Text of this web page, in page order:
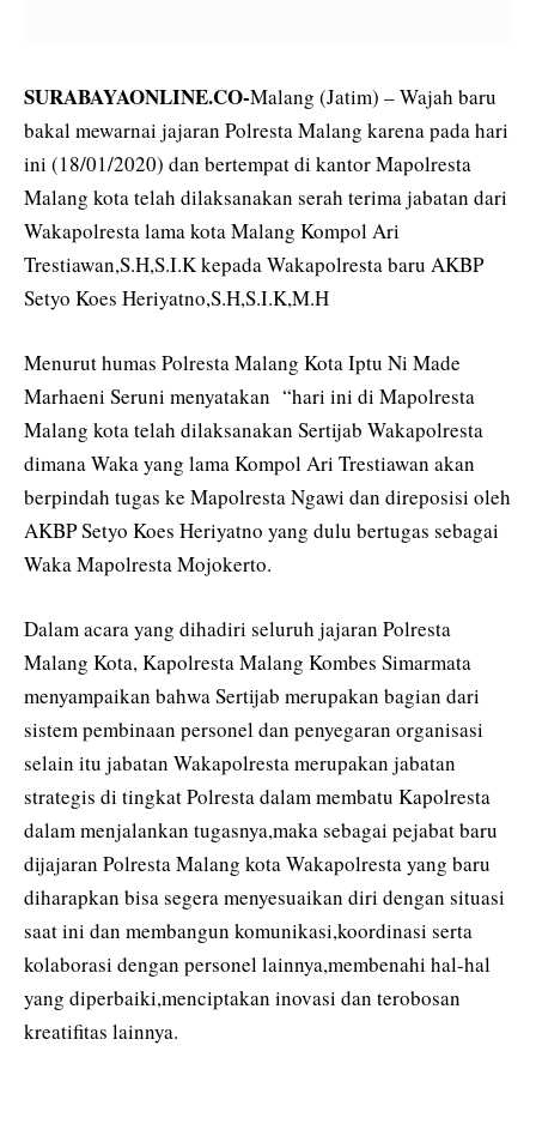
SURABAYAONLINE.CO-Malang (Jatim) – Wajah baru
bakal mewarnai jajaran Polresta Malang karena pada hari
ini (18/01/2020) dan bertempat di kantor Mapolresta
Malang kota telah dilaksanakan serah terima jabatan dari
Wakapolresta lama kota Malang Kompol Ari
Trestiawan,S.H,S.I.K kepada Wakapolresta baru AKBP
Setyo Koes Heriyatno,S.H,S.I.K,M.H
Menurut humas Polresta Malang Kota Iptu Ni Made
Marhaeni Seruni menyatakan “hari ini di Mapolresta
Malang kota telah dilaksanakan Sertijab Wakapolresta
dimana Waka yang lama Kompol Ari Trestiawan akan
berpindah tugas ke Mapolresta Ngawi dan direposisi oleh
AKBP Setyo Koes Heriyatno yang dulu bertugas sebagai
Waka Mapolresta Mojokerto.
Dalam acara yang dihadiri seluruh jajaran Polresta
Malang Kota, Kapolresta Malang Kombes Simarmata
menyampaikan bahwa Sertijab merupakan bagian dari
sistem pembinaan personel dan penyegaran organisasi
selain itu jabatan Wakapolresta merupakan jabatan
strategis di tingkat Polresta dalam membatu Kapolresta
dalam menjalankan tugasnya,maka sebagai pejabat baru
dijajaran Polresta Malang kota Wakapolresta yang baru
diharapkan bisa segera menyesuaikan diri dengan situasi
saat ini dan membangun komunikasi,koordinasi serta
kolaborasi dengan personel lainnya,membenahi hal-hal
yang diperbaiki,menciptakan inovasi dan terobosan
kreatifitas lainnya.